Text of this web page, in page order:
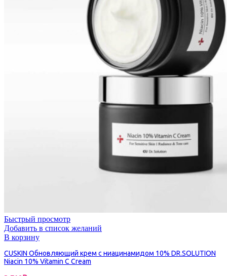
Быстрый просмотр
Добавить в список желаний
В корзину
CUSKIN Обновляющий крем с ниацинамидом 10% DR.SOLUTION
Niacin 10% Vitamin C Cream